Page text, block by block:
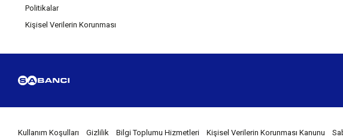
Politikalar
Kişisel Verilerin Korunması
Kullanım Koşulları Gizlilik Bilgi Toplumu Hizmetleri Kişisel Verilerin Korunması Kanunu